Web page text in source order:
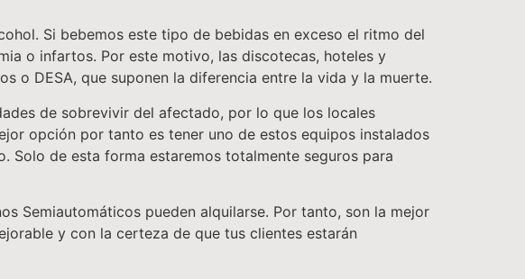
Si bebemos este tipo de bebidas en exceso el ritmo del
o infartos. Por este motivo, las discotecas, hoteles y
o DESA, que suponen la diferencia entre la vida y la muerte.
de sobrevivir del afectado, por lo que los locales
opción por tanto es tener uno de estos equipos instalados
Solo de esta forma estaremos totalmente seguros para
Semiautomáticos pueden alquilarse. Por tanto, son la mejor
y con la certeza de que tus clientes estarán